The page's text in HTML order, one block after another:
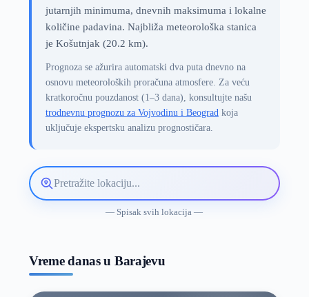
jutarnjih minimuma, dnevnih maksimuma i lokalne
količine padavina. Najbliža meteorološka stanica
je Košutnjak (20.2 km).
Prognoza se ažurira automatski dva puta dnevno na
osnovu meteoroloških proračuna atmosfere. Za veću
kratkoročnu pouzdanost (1–3 dana), konsultujte našu
trodnevnu prognozu za Vojvodinu i Beogradkoja
uključuje ekspertsku analizu prognostičara.
Pretražite
lokaciju
— Spisak svih lokacija —
Vreme danas u Barajevu